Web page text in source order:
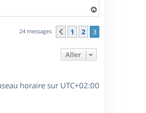
a
u
24 messages Précédent
1 2 3
Aller
horaire sur UTC+02:00